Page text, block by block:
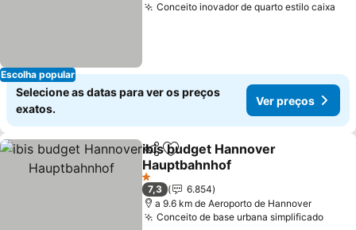
Escolha popular
Conceito inovador de quarto estilo caixa
Selecione as datas para ver os preços
exatos.
Ver preços
PartilharAdicionar aos favoritos
ibis budget Hannover
Hauptbahnhof
1 Estrelas
7,3
6.854
a 9.6 km de Aeroporto de Hannover
Conceito de base urbana simplificado